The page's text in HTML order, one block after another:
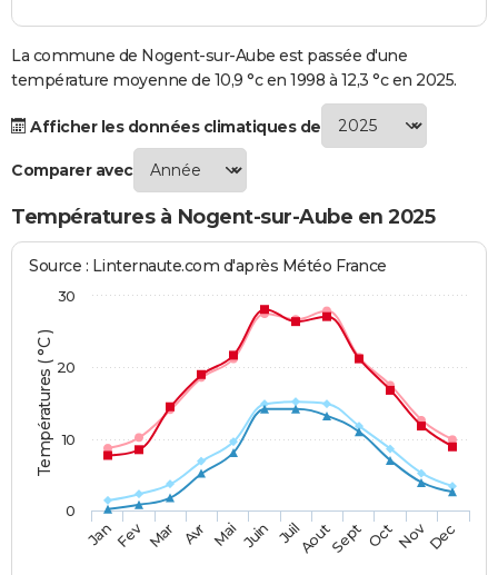
S'inscrire
Se connecter
Lycées
Collèges
Primaires
Universités
Entreprises
Service militaire
Avis de recherche
AVIS DE DÉCÈS
FORUM
La commune de Nogent-sur-Aube est passée d'une
température moyenne de 10,9 °c en 1998 à 12,3 °c en 2025.
Afficher les données climatiques de
Comparer avec
Températures à Nogent-sur-Aube en 2025
Températures ( °C )
Source : Linternaute.com d'après Météo France
JanFev Mar Avr Mai Juin JuilAoutSept OctNovDec
0
10
20
30